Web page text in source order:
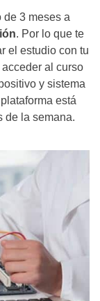
3 meses a
. Por lo que te
el estudio con tu
al curso
y sistema
está
de la semana.